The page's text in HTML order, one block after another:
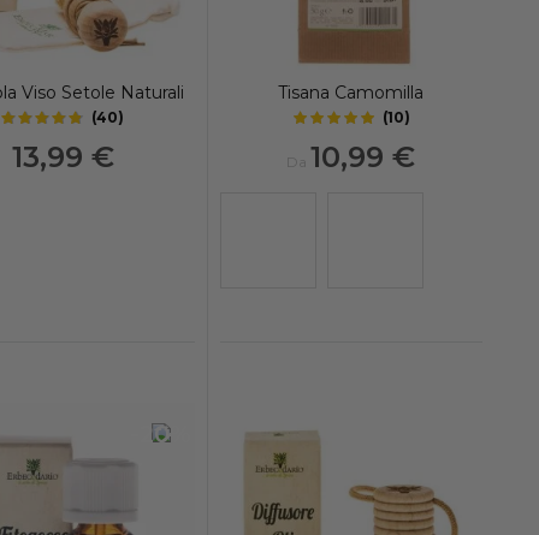
Viso Setole Naturali
(40)
13,99 €
Tisana Camomilla
(10)
Da 10,99 €
-20%